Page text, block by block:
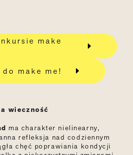
make
do make me!
wieczność
ma charakter nielinearny,
refleksja nad codziennym
chęć poprawiania kondycji